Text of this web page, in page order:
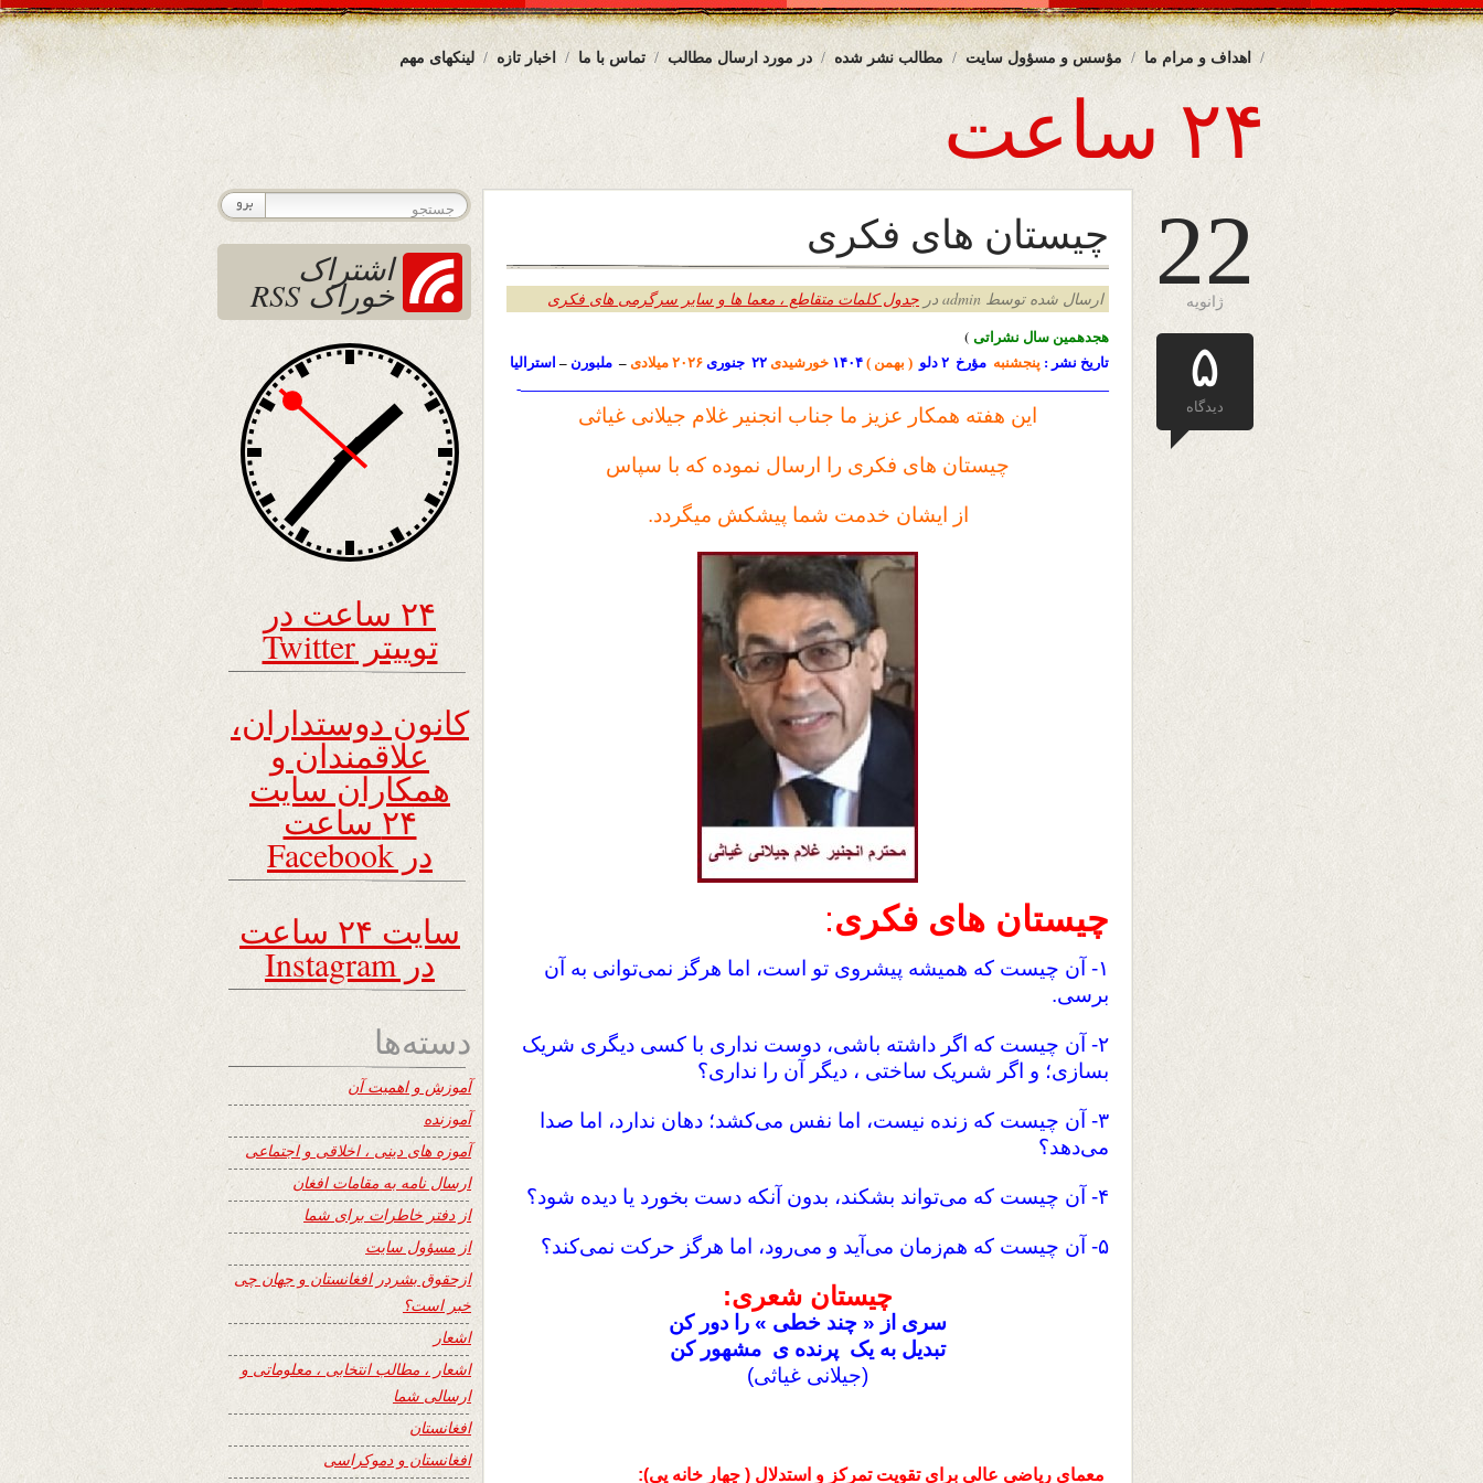
لینکهای مهم اخبار تازه تماس با ما در مورد ارسال مطالب مطالب نشر شده مؤسس و مسؤول سایت اهداف و مرام ما
۲۴ ساعت
22
ژانویه
۵
دیدگاه
چیستان های فکری
ارسال شده توسط admin در جدول کلمات متقاطع ، معما ها و سایر سرگرمی های فکری
هجدهمین سال نشراتی )
تاریخ نشر : پنجشنبه مؤرخ ۲ دلو ( بهمن ) ۱۴۰۴ خورشیدی ۲۲ جنوری – ملبورن – استرالیا
—————————————————————————————————————————-
این هفته همکار عزیز ما جناب انجنیر غلام جیلانی غیاثی
چیستان های فکری را ارسال نموده که با سپاس
از ایشان خدمت شما پیشکش میگردد.
چیستان های فکری:
۱- آن چیست که همیشه پیشروی تو است، اما هرگز نمى‌توانى به آن
برسى.
۲- آن چیست که اگر داشته باشى، دوست ندارى با کسی دیگری شریک
بسازی؛ و اگر شىریک ساختی ، دیگر آن را ندارى؟
۳- آن چیست که زنده نیست، اما نفس مى‌کشد؛ دهان ندارد، اما صدا
مى‌دهد؟
۴- آن چیست که مى‌تواند بشکند، بدون آنکه دست بخورد یا دیده شود؟
۵- آن چیست که هم‌زمان مى‌آید و مى‌رود، اما هرگز حرکت نمى‌کند؟
چیستان شعری:
سری از « چند خطی » را دور کن
تبدیل به یک پرنده ی مشهور کن
(جیلانی غیاثی)
معمای ریاضی عالی برای تقویت تمرکز و استدلال ( چهار خانه یی):
اشتراک
خوراک RSS
۲۴ ساعت در
توییتر Twitter
کانون دوستداران،
علاقمندان و
همکاران سایت
۲۴ ساعت
در Facebook
سایت ۲۴ ساعت
در Instagram
دسته‌ها
آموزش و اهمیت آن
آموزنده
آموزه های دینی ، اخلاقی و اجتماعی
ارسال نامه به مقامات افغان
از دفتر خاطرات برای شما
از مسؤول سایت
ازحقوق بشردر افغانستان و جهان چی
خبر است؟
اشعار
اشعار ، مطالب انتخابی ، معلوماتی و
ارسالی شما
افغانستان
افغانستان و دموکراسی